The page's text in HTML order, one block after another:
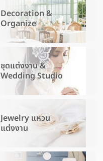
Decoration &
Organize
ชุดแต่งงาน &
Wedding Studio
Jewelry แหวน
แต่งงาน